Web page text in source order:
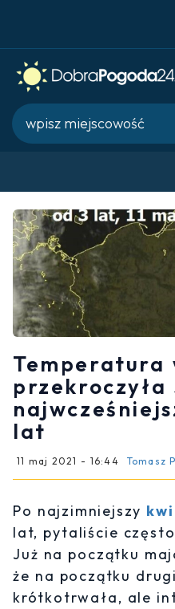
Temperatura
lat
11 maj 2021 - 16:44 Tomasz
Po najzimniejszy
lat, pytaliście
Już na początku
że na początku
krótkotrwała, ale